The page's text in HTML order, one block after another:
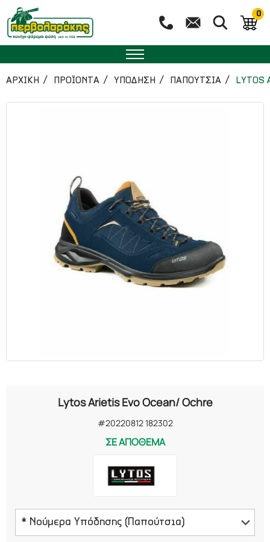
0
ΑΡΧΙΚΉ ΠΡΟΪΟΝΤΑ ΥΠΟΔΗΣΗ ΠΑΠΟΥΤΣΙΑ LYTOS
Lytos Arietis Evo Ocean/ Ochre
#20220812 182302
ΣΕ ΑΠΟΘΕΜΑ
* Νούμερα Υπόδησης (Παπούτσια)